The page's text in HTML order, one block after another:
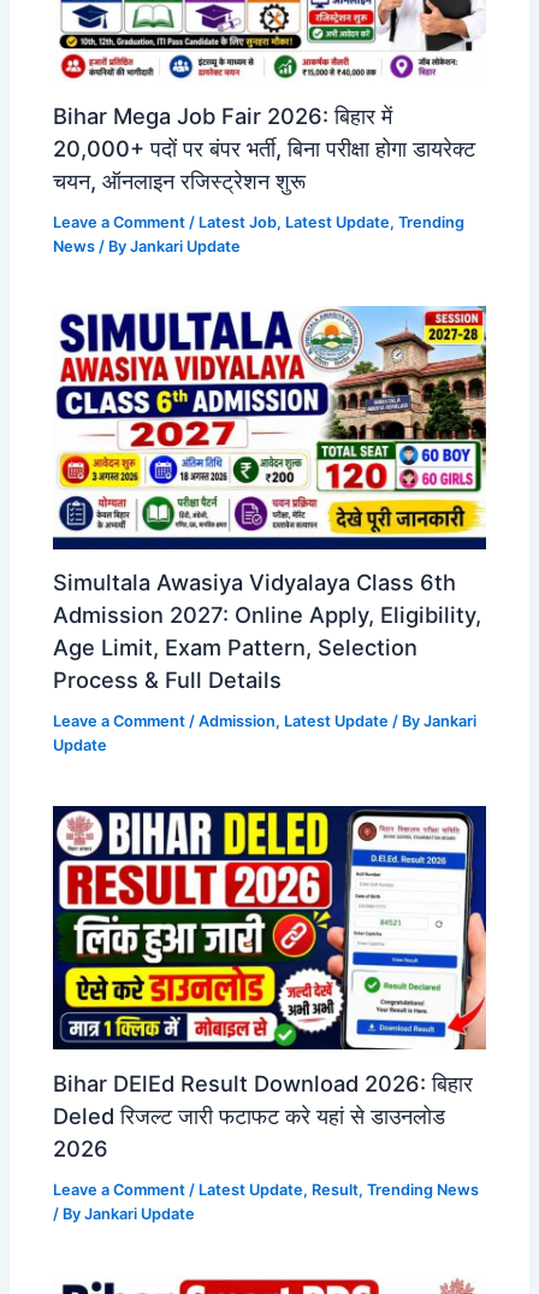
Bihar Mega Job Fair 2026: बिहार में
20,000+ पदों पर बंपर भर्ती, बिना परीक्षा होगा डायरेक्ट
चयन, ऑनलाइन रजिस्ट्रेशन शुरू
Leave a Comment / Latest Job, Latest Update,Trending
News / ByJankari Update
Simultala Awasiya Vidyalaya Class 6th
Admission 2027: Online Apply, Eligibility,
Age Limit, Exam Pattern, Selection
Process & Full Details
Leave a Comment /Admission, Latest Update / ByJankari
Update
Bihar DElEd Result Download 2026: बिहार
Deled रिजल्ट जारी फटाफट करे यहां से डाउनलोड
2026
Leave a Comment / Latest Update, Result,Trending News
/ ByJankari Update